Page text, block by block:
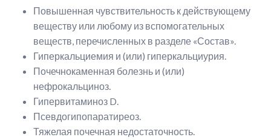
Повышенная чувствительность к действующему
веществу или любому из вспомогательных
веществ, перечисленных в разделе «Состав».
Гиперкальциемия и (или) гиперкальциурия.
Почечнокаменная болезнь и (или)
нефрокальциноз.
Гипервитаминоз D.
Псевдогипопаратиреоз.
Тяжелая почечная недостаточность.